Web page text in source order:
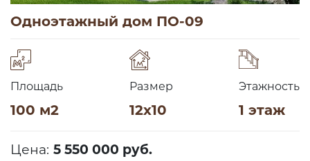
Одноэтажный дом ПО-09
Площадь
100 м2
Размер
12х10
Этажность
1 этаж
Цена: 5 550 000 руб.